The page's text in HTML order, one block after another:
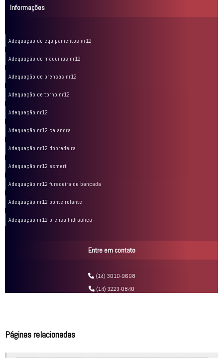
Informações
Adequação de equipamentos nr12
Adequação de máquinas nr12
Adequação de prensas nr12
Adequação de torno nr12
Adequação nr12
Adequação nr12 calandra
Adequação nr12 dobradeira
Adequação nr12 esmeril
Adequação nr12 furadeira de bancada
Adequação nr12 ponte rolante
Adequação nr12 prensa hidraulica
Adequação nr12 serra fita horizontal
Adequação nr12 serra fita vertical
Entre em contato
(14) 3010-9698
(14) 3223-0840
Páginas relacionadas